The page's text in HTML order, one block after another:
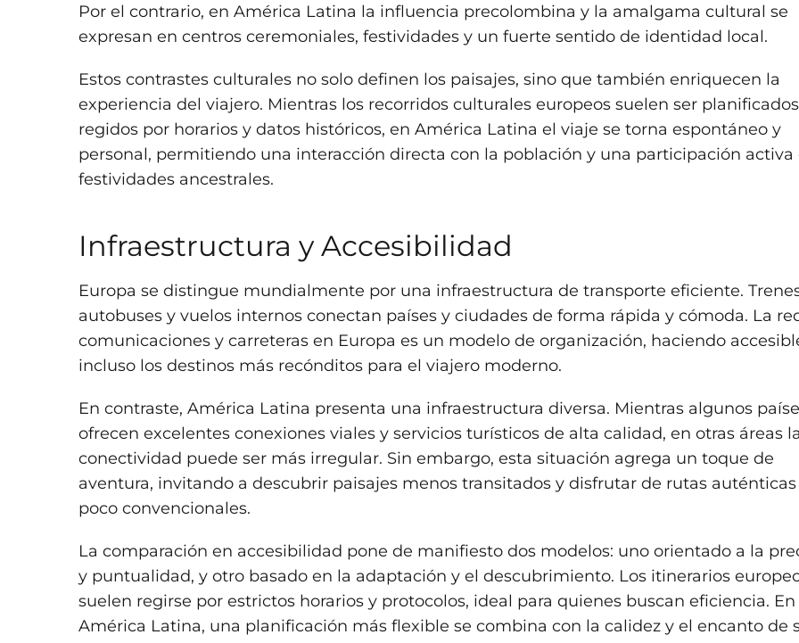
Por el contrario, en América Latina la influencia precolombina y la amalgama cultural se
expresan en centros ceremoniales, festividades y un fuerte sentido de identidad local.
Estos contrastes culturales no solo definen los paisajes, sino que también enriquecen la
experiencia del viajero. Mientras los recorridos culturales europeos suelen ser
regidos por horarios y datos históricos, en América Latina el viaje se torna espontáneo y
personal, permitiendo una interacción directa con la población y una participación activa
festividades ancestrales.
Infraestructura y Accesibilidad
Europa se distingue mundialmente por una infraestructura de transporte eficiente.
autobuses y vuelos internos conectan países y ciudades de forma rápida y cómoda. La
comunicaciones y carreteras en Europa es un modelo de organización, haciendo
incluso los destinos más recónditos para el viajero moderno.
En contraste, América Latina presenta una infraestructura diversa. Mientras algunos
ofrecen excelentes conexiones viales y servicios turísticos de alta calidad, en otras áreas la
conectividad puede ser más irregular. Sin embargo, esta situación agrega un toque de
aventura, invitando a descubrir paisajes menos transitados y disfrutar de rutas auténticas
poco convencionales.
La comparación en accesibilidad pone de manifiesto dos modelos: uno orientado a la
y puntualidad, y otro basado en la adaptación y el descubrimiento. Los itinerarios
suelen regirse por estrictos horarios y protocolos, ideal para quienes buscan eficiencia. En
América Latina, una planificación más flexible se combina con la calidez y el encanto de